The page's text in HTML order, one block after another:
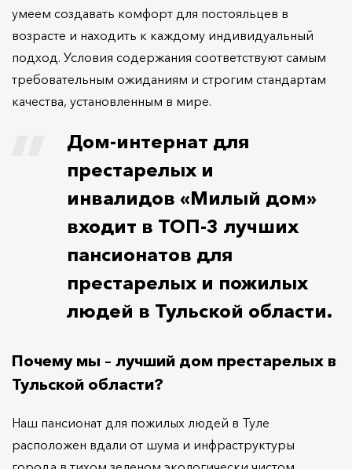
умеем создавать комфорт для постояльцев в
возрасте и находить к каждому индивидуальный
подход. Условия содержания соответствуют самым
требовательным ожиданиям и строгим стандартам
качества, установленным в мире.
Дом-интернат для
престарелых и
инвалидов «Милый дом»
входит в ТОП-3 лучших
пансионатов для
престарелых и пожилых
людей в Тульской области.
Почему мы – лучший дом престарелых в
Тульской области?
Наш пансионат для пожилых людей в Туле
расположен вдали от шума и инфраструктуры